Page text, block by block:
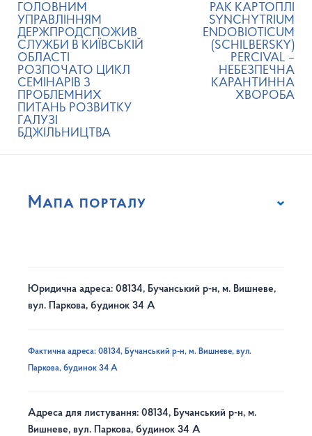
ГОЛОВНИМ
УПРАВЛІННЯМ
ДЕРЖПРОДСПОЖИВ
СЛУЖБИ В КИЇВСЬКІЙ
ОБЛАСТІ
РОЗПОЧАТО ЦИКЛ
СЕМІНАРІВ З
ПРОБЛЕМНИХ
ПИТАНЬ РОЗВИТКУ
ГАЛУЗІ
БДЖІЛЬНИЦТВА
РАК КАРТОПЛІ
SYNCHYTRIUM
ENDOBIOTICUM
(SCHILBERSKY)
PERCIVAL –
НЕБЕЗПЕЧНА
КАРАНТИННА
ХВОРОБА
Мапа порталу
Юридична адреса: 08134, Бучанський р-н, м. Вишневе,
вул. Паркова, будинок 34 А
Фактична адреса: 08134, Бучанський р-н, м. Вишневе, вул.
Паркова, будинок 34 А
Адреса для листування: 08134, Бучанський р-н, м.
Вишневе, вул. Паркова, будинок 34 А